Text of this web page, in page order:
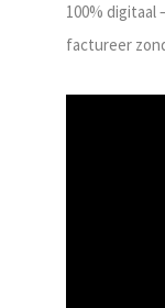
100% digitaal
factureer